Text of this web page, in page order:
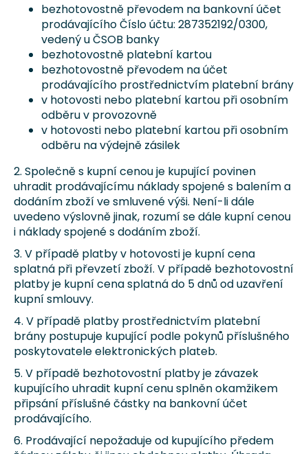
bezhotovostně převodem na bankovní účet
prodávajícího Číslo účtu: 287352192/0300,
vedený u ČSOB banky
bezhotovostně platební kartou
bezhotovostně převodem na účet
prodávajícího prostřednictvím platební brány
v hotovosti nebo platební kartou při osobním
odběru v provozovně
v hotovosti nebo platební kartou při osobním
odběru na výdejně zásilek
2. Společně s kupní cenou je kupující povinen
uhradit prodávajícímu náklady spojené s balením a
dodáním zboží ve smluvené výši. Není-li dále
uvedeno výslovně jinak, rozumí se dále kupní cenou
i náklady spojené s dodáním zboží.
3. V případě platby v hotovosti je kupní cena
splatná při převzetí zboží. V případě bezhotovostní
platby je kupní cena splatná do 5 dnů od uzavření
kupní smlouvy.
4. V případě platby prostřednictvím platební
brány postupuje kupující podle pokynů příslušného
poskytovatele elektronických plateb.
5. V případě bezhotovostní platby je závazek
kupujícího uhradit kupní cenu splněn okamžikem
připsání příslušné částky na bankovní účet
prodávajícího.
6. Prodávající nepožaduje od kupujícího předem